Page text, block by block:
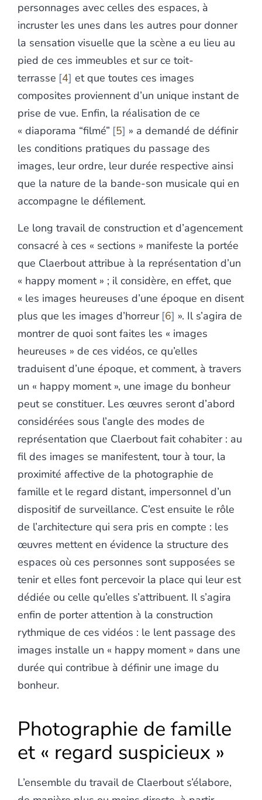
personnages avec celles des espaces, à
incruster les unes dans les autres pour donner
la sensation visuelle que la scène a eu lieu au
pied de ces immeubles et sur ce toit-
terrasse 4 et que toutes ces images
composites proviennent d’un unique instant de
prise de vue. Enfin, la réalisation de ce
« diaporama “filmé” 5 » a demandé de définir
les conditions pratiques du passage des
images, leur ordre, leur durée respective ainsi
que la nature de la bande-son musicale qui en
accompagne le défilement.
Le long travail de construction et d’agencement
consacré à ces « sections » manifeste la portée
que Claerbout attribue à la représentation d’un
« happy moment » ; il considère, en effet, que
« les images heureuses d’une époque en disent
plus que les images d’horreur 6 ». Il s’agira de
montrer de quoi sont faites les « images
heureuses » de ces vidéos, ce qu’elles
traduisent d’une époque, et comment, à travers
un « happy moment », une image du bonheur
peut se constituer. Les œuvres seront d’abord
considérées sous l’angle des modes de
représentation que Claerbout fait cohabiter : au
fil des images se manifestent, tour à tour, la
proximité affective de la photographie de
famille et le regard distant, impersonnel d’un
dispositif de surveillance. C’est ensuite le rôle
de l’architecture qui sera pris en compte : les
œuvres mettent en évidence la structure des
espaces où ces personnes sont supposées se
tenir et elles font percevoir la place qui leur est
dédiée ou celle qu’elles s’attribuent. Il s’agira
enfin de porter attention à la construction
rythmique de ces vidéos : le lent passage des
images installe un « happy moment » dans une
durée qui contribue à définir une image du
bonheur.
Photographie de famille
et « regard suspicieux »
L’ensemble du travail de Claerbout s’élabore,